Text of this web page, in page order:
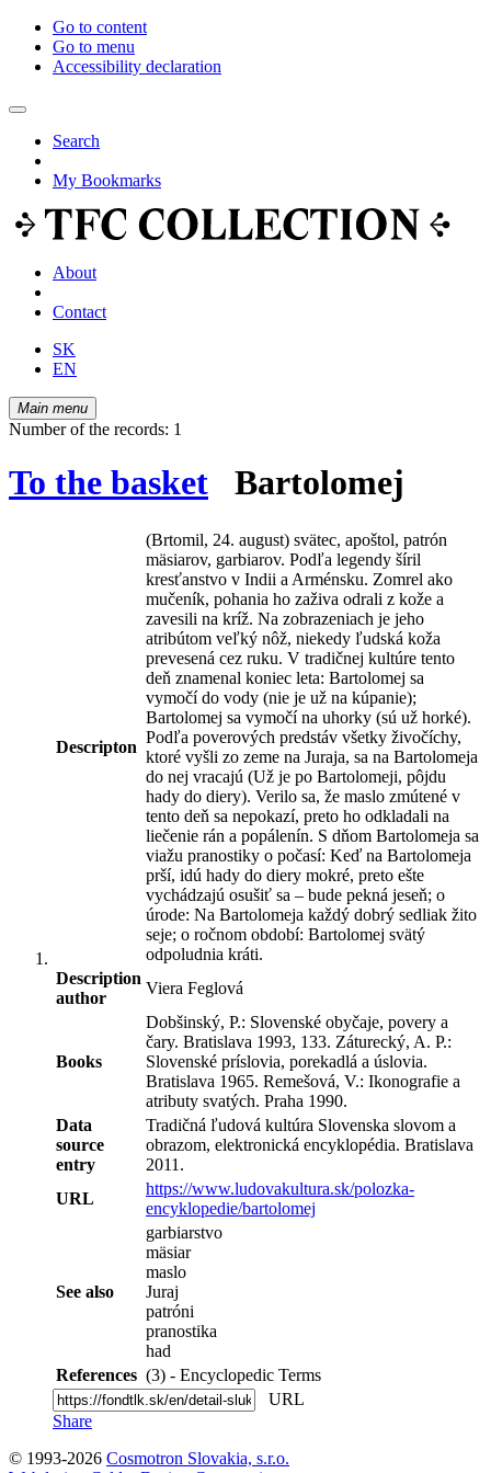
Go to content
Go to menu
Accessibility declaration
Search
My Bookmarks
About
Contact
SK
EN
Main menu
Number of the records: 1
To the basket Bartolomej
Descripton
(Brtomil, 24. august) svätec, apoštol, patrón
mäsiarov, garbiarov. Podľa legendy šíril
kresťanstvo v Indii a Arménsku. Zomrel ako
mučeník, pohania ho zaživa odrali z kože a
zavesili na kríž. Na zobrazeniach je jeho
atribútom veľký nôž, niekedy ľudská koža
prevesená cez ruku. V tradičnej kultúre tento
deň znamenal koniec leta: Bartolomej sa
vymočí do vody (nie je už na kúpanie);
Bartolomej sa vymočí na uhorky (sú už horké).
Podľa poverových predstáv všetky živočíchy,
ktoré vyšli zo zeme na Juraja, sa na Bartolomeja
do nej vracajú (Už je po Bartolomeji, pôjdu
hady do diery). Verilo sa, že maslo zmútené v
tento deň sa nepokazí, preto ho odkladali na
liečenie rán a popálenín. S dňom Bartolomeja sa
viažu pranostiky o počasí: Keď na Bartolomeja
prší, idú hady do diery mokré, preto ešte
vychádzajú osušiť sa – bude pekná jeseň; o
úrode: Na Bartolomeja každý dobrý sedliak žito
seje; o ročnom období: Bartolomej svätý
odpoludnia kráti.
Description
author
Viera Feglová
Books
Dobšinský, P.: Slovenské obyčaje, povery a
čary. Bratislava 1993, 133. Záturecký, A. P.:
Slovenské príslovia, porekadlá a úslovia.
Bratislava 1965. Remešová, V.: Ikonografie a
atributy svatých. Praha 1990.
Data
source
entry
Tradičná ľudová kultúra Slovenska slovom a
obrazom, elektronická encyklopédia. Bratislava
2011.
URL
https://www.ludovakultura.sk/polozka-
encyklopedie/bartolomej
See also
garbiarstvo
mäsiar
maslo
Juraj
patróni
pranostika
had
References (3) - Encyclopedic Terms
URL
Share
© 1993-2026 Cosmotron Slovakia, s.r.o.